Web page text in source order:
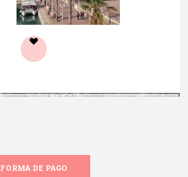
FORMA DE PAGO